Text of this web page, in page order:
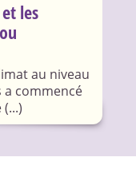
les
au niveau
commencé